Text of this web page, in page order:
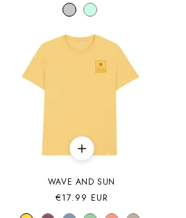
WAVE AND SUN
Precio
habitual
€17.99 EUR